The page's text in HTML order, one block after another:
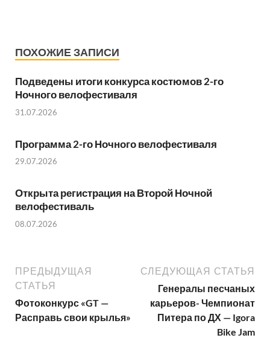
ПОХОЖИЕ ЗАПИСИ
Подведены итоги конкурса костюмов 2-го
Ночного велофестиваля
31.07.2026
Программа 2-го Ночного велофестиваля
29.07.2026
Открыта регистрация на Второй Ночной
велофестиваль
08.07.2026
ПРЕДЫДУЩАЯ
СТАТЬЯ
Фотоконкурс «GT —
Расправь свои крылья»
СЛЕДУЮЩАЯ СТАТЬЯ
Генералы песчаных
карьеров- Чемпионат
Питера по ДХ — Igora
Bike Jam